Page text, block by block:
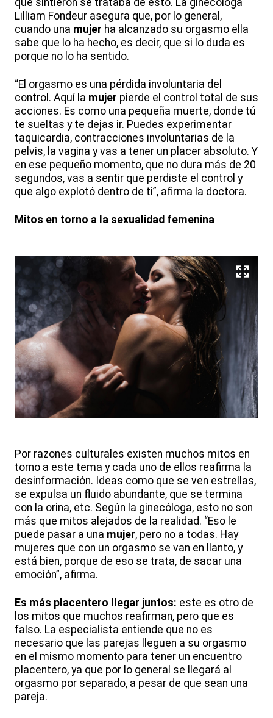
Lilliam Fondeur asegura que, por lo general,
cuando una mujer ha alcanzado su orgasmo ella
sabe que lo ha hecho, es decir, que si lo duda es
porque no lo ha sentido.
“El orgasmo es una pérdida involuntaria del
control. Aquí la mujer pierde el control total de sus
acciones. Es como una pequeña muerte, donde tú
te sueltas y te dejas ir. Puedes experimentar
taquicardia, contracciones involuntarias de la
pelvis, la vagina y vas a tener un placer absoluto. Y
en ese pequeño momento, que no dura más de 20
segundos, vas a sentir que perdiste el control y
que algo explotó dentro de ti”, afirma la doctora.
Mitos en torno a la sexualidad femenina
Por razones culturales existen muchos mitos en
torno a este tema y cada uno de ellos reafirma la
desinformación. Ideas como que se ven estrellas,
se expulsa un fluido abundante, que se termina
con la orina, etc. Según la ginecóloga, esto no son
más que mitos alejados de la realidad. “Eso le
puede pasar a una mujer, pero no a todas. Hay
mujeres que con un orgasmo se van en llanto, y
está bien, porque de eso se trata, de sacar una
emoción”, afirma.
Es más placentero llegar juntos: este es otro de
los mitos que muchos reafirman, pero que es
falso. La especialista entiende que no es
necesario que las parejas lleguen a su orgasmo
en el mismo momento para tener un encuentro
placentero, ya que por lo general se llegará al
orgasmo por separado, a pesar de que sean una
pareja.